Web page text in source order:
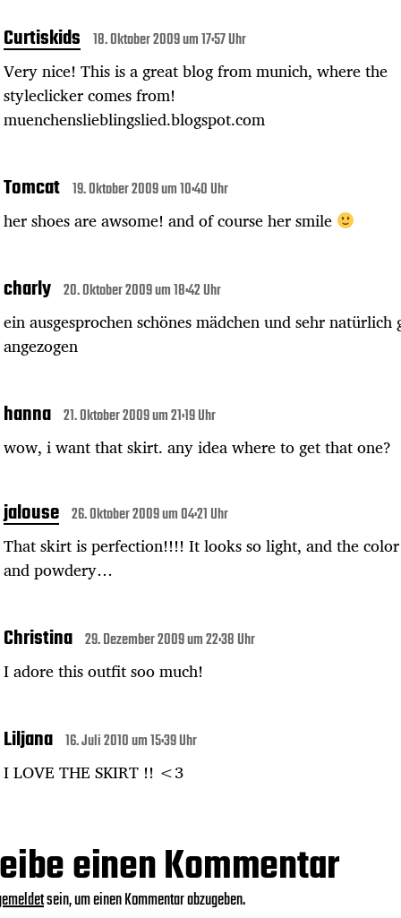
Curtiskids 18. Oktober 2009 um 17:57 Uhr
Very nice! This is a great blog from munich, where the
styleclicker comes from!
muenchenslieblingslied.blogspot.com
Tomcat 19. Oktober 2009 um 10:40 Uhr
her shoes are awsome! and of course her smile
charly 20. Oktober 2009 um 18:42 Uhr
ein ausgesprochen schönes mädchen und sehr natürlich
angezogen
hanna 21. Oktober 2009 um 21:19 Uhr
wow, i want that skirt. any idea where to get that one?
jalouse 26. Oktober 2009 um 04:21 Uhr
That skirt is perfection!!!! It looks so light, and the
and powdery…
Christina 29. Dezember 2009 um 22:38 Uhr
I adore this outfit soo much!
Liljana 16. Juli 2010 um 15:39 Uhr
I LOVE THE SKIRT !! <3
einen Kommentar
sein, um einen Kommentar abzugeben.